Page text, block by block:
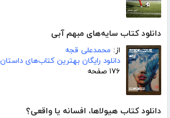
دانلود کتاب سایه‌های مبهم آبی
از: محمدعلی قجه
دانلود رایگان بهترین کتاب‌های داستان
۱۷۶ صفحه
دانلود کتاب هیولاها، افسانه یا واقعی؟